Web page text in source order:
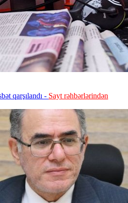
qarşılandı - Sayt rəhbərlərindən